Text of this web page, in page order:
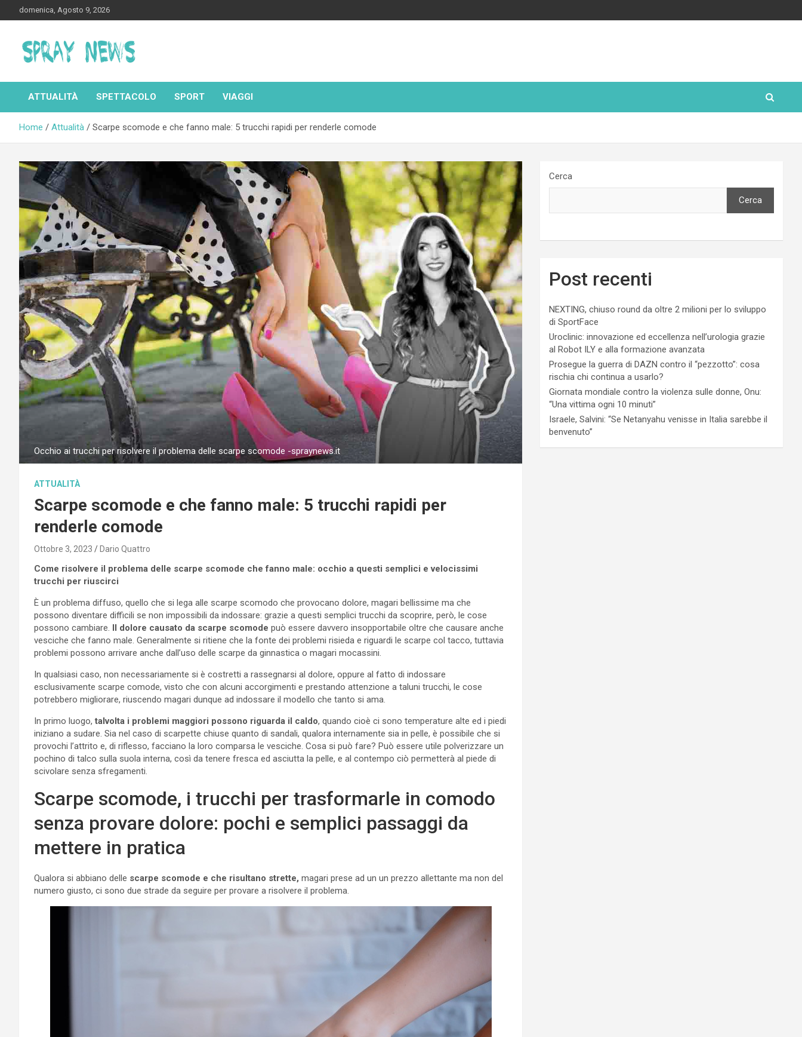
to
domenica, Agosto 9, 2026
Spraynews.it
ATTUALITÀ SPETTACOLO SPORT VIAGGI
Home Attualità Scarpe scomode e che fanno male: 5 trucchi rapidi per renderle comode
Occhio ai trucchi per risolvere il problema delle scarpe scomode -spraynews.it
ATTUALITÀ
Scarpe scomode e che fanno male: 5 trucchi rapidi per
renderle comode
Ottobre 3, 2023 Dario Quattro
Come risolvere il problema delle scarpe scomode che fanno male: occhio a questi semplici e velocissimi
trucchi per riuscirci
È un problema diffuso, quello che si lega alle scarpe scomodo che provocano dolore, magari bellissime ma che
possono diventare difficili se non impossibili da indossare: grazie a questi semplici trucchi da scoprire, però, le cose
possono cambiare. Il dolore causato da scarpe scomode può essere davvero insopportabile oltre che causare anche
vesciche che fanno male. Generalmente si ritiene che la fonte dei problemi risieda e riguardi le scarpe col tacco, tuttavia
problemi possono arrivare anche dall’uso delle scarpe da ginnastica o magari mocassini.
In qualsiasi caso, non necessariamente si è costretti a rassegnarsi al dolore, oppure al fatto di indossare
esclusivamente scarpe comode, visto che con alcuni accorgimenti e prestando attenzione a taluni trucchi, le cose
potrebbero migliorare, riuscendo magari dunque ad indossare il modello che tanto si ama.
In primo luogo,talvolta i problemi maggiori possono riguarda il caldo, quando cioè ci sono temperature alte ed i piedi
iniziano a sudare. Sia nel caso di scarpette chiuse quanto di sandali, qualora internamente sia in pelle, è possibile che si
provochi l’attrito e, di riflesso, facciano la loro comparsa le vesciche. Cosa si può fare? Può essere utile polverizzare un
pochino di talco sulla suola interna, così da tenere fresca ed asciutta la pelle, e al contempo ciò permetterà al piede di
scivolare senza sfregamenti.
Scarpe scomode, i trucchi per trasformarle in comodo
senza provare dolore: pochi e semplici passaggi da
mettere in pratica
Qualora si abbiano delle scarpe scomode e che risultano strette, magari prese ad un un prezzo allettante ma non del
numero giusto, ci sono due strade da seguire per provare a risolvere il problema.
Cerca
Cerca
Post recenti
NEXTING, chiuso round da oltre 2 milioni per lo sviluppo
di SportFace
Uroclinic: innovazione ed eccellenza nell’urologia grazie
al Robot ILY e alla formazione avanzata
Prosegue la guerra di DAZN contro il “pezzotto”: cosa
rischia chi continua a usarlo?
Giornata mondiale contro la violenza sulle donne, Onu:
“Una vittima ogni 10 minuti”
Israele, Salvini: “Se Netanyahu venisse in Italia sarebbe il
benvenuto”